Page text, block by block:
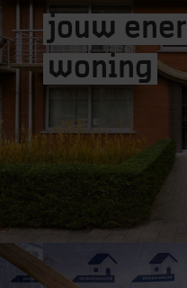
jouw
woning
Dakrenovatie